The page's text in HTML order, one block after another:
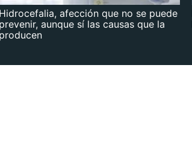
Hidrocefalia, afección que no se puede
prevenir, aunque sí las causas que la
producen